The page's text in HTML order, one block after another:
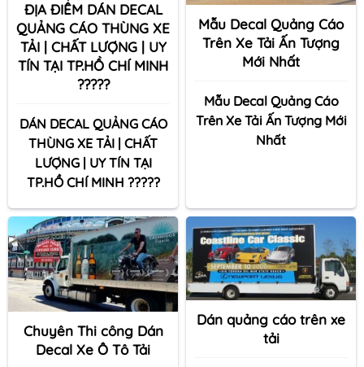
ĐỊA ĐIỂM DÁN DECAL
QUẢNG CÁO THÙNG XE
TẢI | CHẤT LƯỢNG | UY
TÍN TẠI TP.HỒ CHÍ MINH
?????
DÁN DECAL QUẢNG CÁO
THÙNG XE TẢI | CHẤT
LƯỢNG | UY TÍN TẠI
TP.HỒ CHÍ MINH ?????
Mẫu Decal Quảng Cáo
Trên Xe Tải Ấn Tượng
Mới Nhất
Mẫu Decal Quảng Cáo
Trên Xe Tải Ấn Tượng Mới
Nhất
Chuyên Thi công Dán
Decal Xe Ô Tô Tải
Dán quảng cáo trên xe
tải